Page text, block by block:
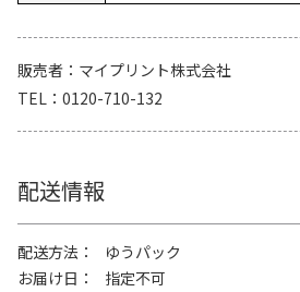
販売者
マイプリント株式会社
TEL
0120-710-132
配送情報
配送方法
ゆうパック
お届け日
指定不可